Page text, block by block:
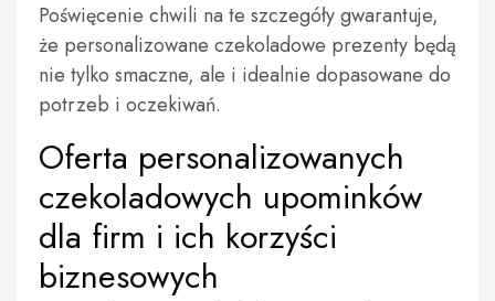
Poświęcenie chwili na te szczegóły gwarantuje,
że personalizowane czekoladowe prezenty będą
nie tylko smaczne, ale i idealnie dopasowane do
potrzeb i oczekiwań.
Oferta personalizowanych
czekoladowych upominków
dla firm i ich korzyści
biznesowych